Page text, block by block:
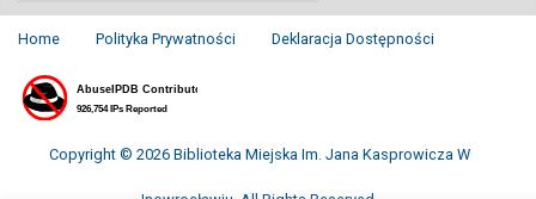
Home Polityka Prywatności Deklaracja Dostępności
Copyright © 2026 Biblioteka Miejska Im. Jana Kasprowicza W